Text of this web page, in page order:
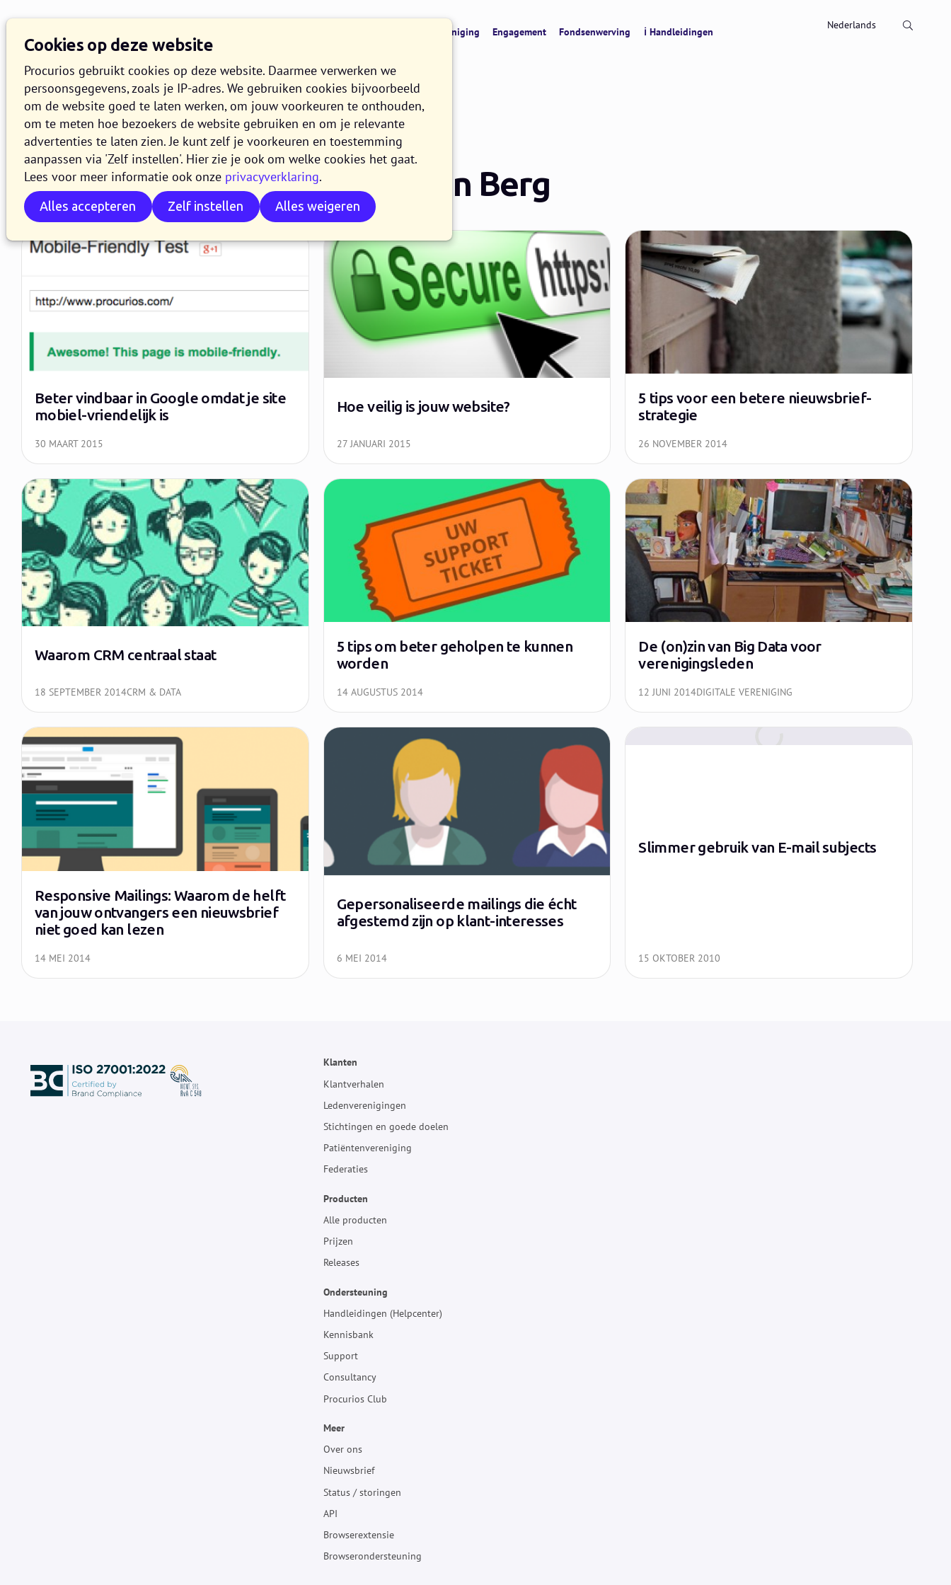
Cookies op deze website
Procurios gebruikt cookies op deze website. Daarmee verwerken we
persoonsgegevens, zoals je IP-adres. We gebruiken cookies bijvoorbeeld
om de website goed te laten werken, om jouw voorkeuren te onthouden,
om te meten hoe bezoekers de website gebruiken en om je relevante
advertenties te laten zien. Je kunt zelf je voorkeuren en toestemming
aanpassen via 'Zelf instellen'. Hier zie je ook om welke cookies het gaat.
Lees voor meer informatie ook onze privacyverklaring.
Alles accepteren Zelf instellen Alles weigeren
Digitale vereniging Engagement Fondsenwerving ℹ Handleidingen
Nederlands
WEBLOG:
Artikelen door Rogier van den Berg
Beter vindbaar in Google omdat je site
mobiel-vriendelijk is
30 MAART 2015
Hoe veilig is jouw website?
27 JANUARI 2015
5 tips voor een betere nieuwsbrief-
strategie
26 NOVEMBER 2014
Waarom CRM centraal staat
18 SEPTEMBER 2014CRM & DATA
5 tips om beter geholpen te kunnen
worden
14 AUGUSTUS 2014
De (on)zin van Big Data voor
verenigingsleden
12 JUNI 2014DIGITALE VERENIGING
Responsive Mailings: Waarom de helft
van jouw ontvangers een nieuwsbrief
niet goed kan lezen
14 MEI 2014
Gepersonaliseerde mailings die écht
afgestemd zijn op klant-interesses
6 MEI 2014
Slimmer gebruik van E-mail subjects
15 OKTOBER 2010
Klanten
Klantverhalen
Ledenverenigingen
Stichtingen en goede doelen
Patiëntenvereniging
Federaties
Producten
Alle producten
Prijzen
Releases
Ondersteuning
Handleidingen (Helpcenter)
Kennisbank
Support
Consultancy
Procurios Club
Meer
Over ons
Nieuwsbrief
Status / storingen
API
Browserextensie
Browserondersteuning
Zoeken